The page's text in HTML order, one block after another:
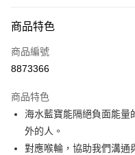
信用卡一次付款
超商取貨付款
Apple Pay
街口支付
商品特色
商品編號
8873366
商品特色
海水藍寶能隔絕負面能量
外的人。
對應喉輪，協助我們溝通